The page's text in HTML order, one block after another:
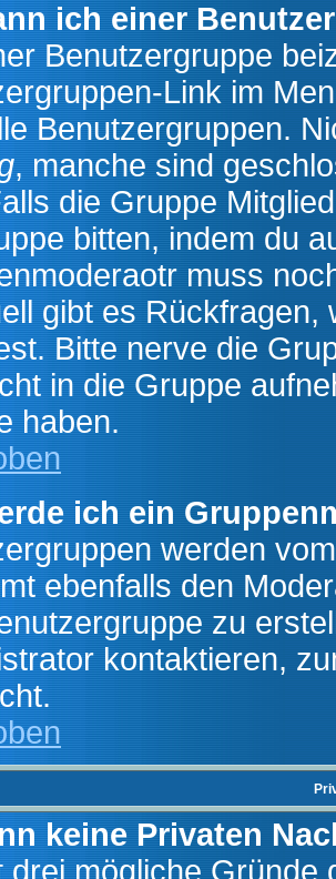
ich einer
Benutzergruppe
Link im
Benutzergruppen.
, manche sind
die Gruppe
bitten, indem du
muss
gibt es
Bitte nerve die
in die Gruppe
haben.
ich ein
werden
ebenfalls den
zu
kontaktieren,
keine Privaten
drei mögliche Gründe